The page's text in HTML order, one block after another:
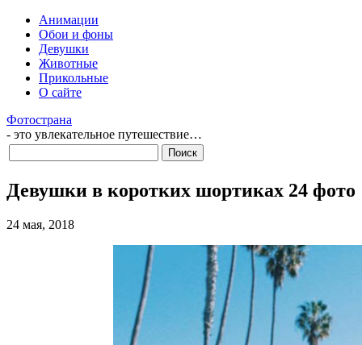
Анимации
Обои и фоны
Девушки
Животные
Прикольные
О сайте
Фотострана
- это увлекательное путешествие…
Девушки в коротких шортиках 24 фото
24 мая, 2018